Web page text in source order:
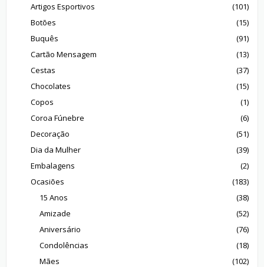
Artigos Esportivos
(101)
Botões
(15)
Buquês
(91)
Cartão Mensagem
(13)
Cestas
(37)
Chocolates
(15)
Copos
(1)
Coroa Fúnebre
(6)
Decoração
(51)
Dia da Mulher
(39)
Embalagens
(2)
Ocasiões
(183)
15 Anos
(38)
Amizade
(52)
Aniversário
(76)
Condolências
(18)
Mães
(102)